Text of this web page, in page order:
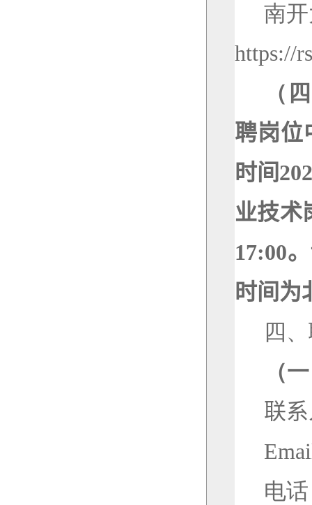
南
https://
（
聘岗位
时间
业技术
17:00。
时间为
四
（
联
电